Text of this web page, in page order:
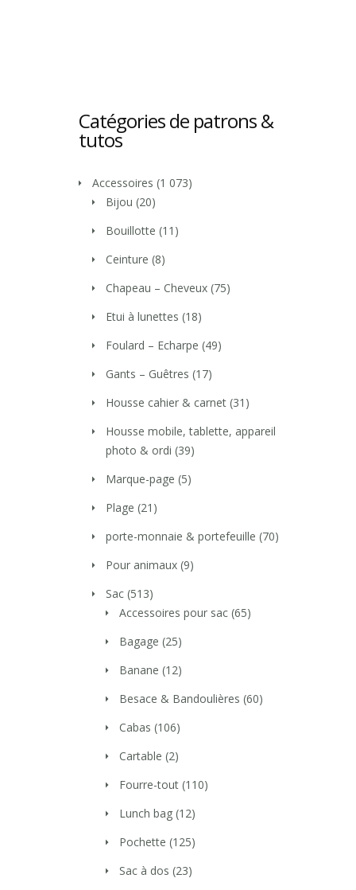
Catégories de patrons &
tutos
Accessoires (1 073)
Bijou (20)
Bouillotte (11)
Ceinture (8)
Chapeau – Cheveux (75)
Etui à lunettes (18)
Foulard – Echarpe (49)
Gants – Guêtres (17)
Housse cahier & carnet (31)
Housse mobile, tablette, appareil
photo & ordi (39)
Marque-page (5)
Plage (21)
porte-monnaie & portefeuille (70)
Pour animaux (9)
Sac (513)
Accessoires pour sac (65)
Bagage (25)
Banane (12)
Besace & Bandoulières (60)
Cabas (106)
Cartable (2)
Fourre-tout (110)
Lunch bag (12)
Pochette (125)
Sac à dos (23)